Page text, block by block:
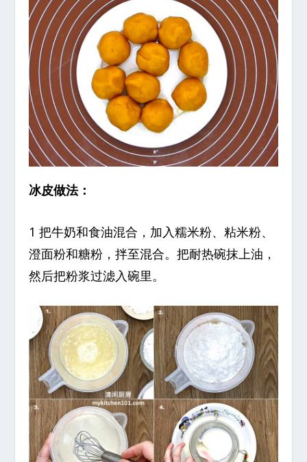
冰皮做法：
1 把牛奶和食油混合，加入糯米粉、粘米粉、
澄面粉和糖粉，拌至混合。把耐热碗抹上油，
然后把粉浆过滤入碗里。